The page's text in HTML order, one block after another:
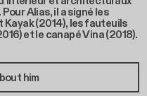
Alias, il a signé les
Kayak (2014), les fauteuils
et le canapé Vina (2018).
him